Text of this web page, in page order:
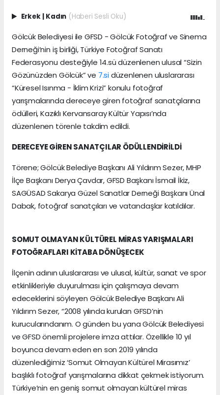
Erkek | Kadın (Haberi Sesli Oku)
Gölcük Belediyesi ile GFSD - Gölcük Fotoğraf ve Sinema
Derneği’nin iş birliği, Türkiye Fotoğraf Sanatı
Federasyonu desteğiyle 14.sü düzenlenen ulusal “Sizin
Gözünüzden Gölcük” ve 7.sidüzenlenen uluslararası
“Küresel Isınma - İklim Krizi” konulu fotoğraf
yarışmalarında dereceye giren fotoğraf sanatçılarına
ödülleri, Kazıklı Kervansaray Kültür Yapısı’nda
düzenlenen törenle takdim edildi.
DERECEYE GİREN SANATÇILAR ÖDÜLLENDİRİLDİ
Törene; Gölcük Belediye Başkanı Ali Yıldırım Sezer, MHP
İlçe Başkanı Derya Çavdar, GFSD Başkanı İsmail İkiz,
SAGÜSAD Sakarya Güzel Sanatlar Derneği Başkanı Ünal
Dabak, fotoğraf sanatçıları ve vatandaşlar katıldılar.
SOMUT OLMAYAN KÜLTÜREL MİRAS YARIŞMALARI
FOTOĞRAFLARI KİTABA DÖNÜŞECEK
İlçenin adının uluslararası ve ulusal, kültür, sanat ve spor
etkinlikleriyle duyurulması için çalışmaya devam
edeceklerini söyleyen Gölcük Belediye Başkanı Ali
Yıldırım Sezer, “2008 yılında kurulan GFSD’nin
kurucularındanım. O günden bu yana Gölcük Belediyesi
ve GFSD önemli projelere imza attılar. Özellikle 10 yıl
boyunca devam eden en son 2019 yılında
düzenlediğimiz ‘Somut Olmayan Kültürel Mirasımız’
başlıklı fotoğraf yarışmalarına dikkat çekmek istiyorum.
Türkiye’nin en geniş somut olmayan kültürel miras